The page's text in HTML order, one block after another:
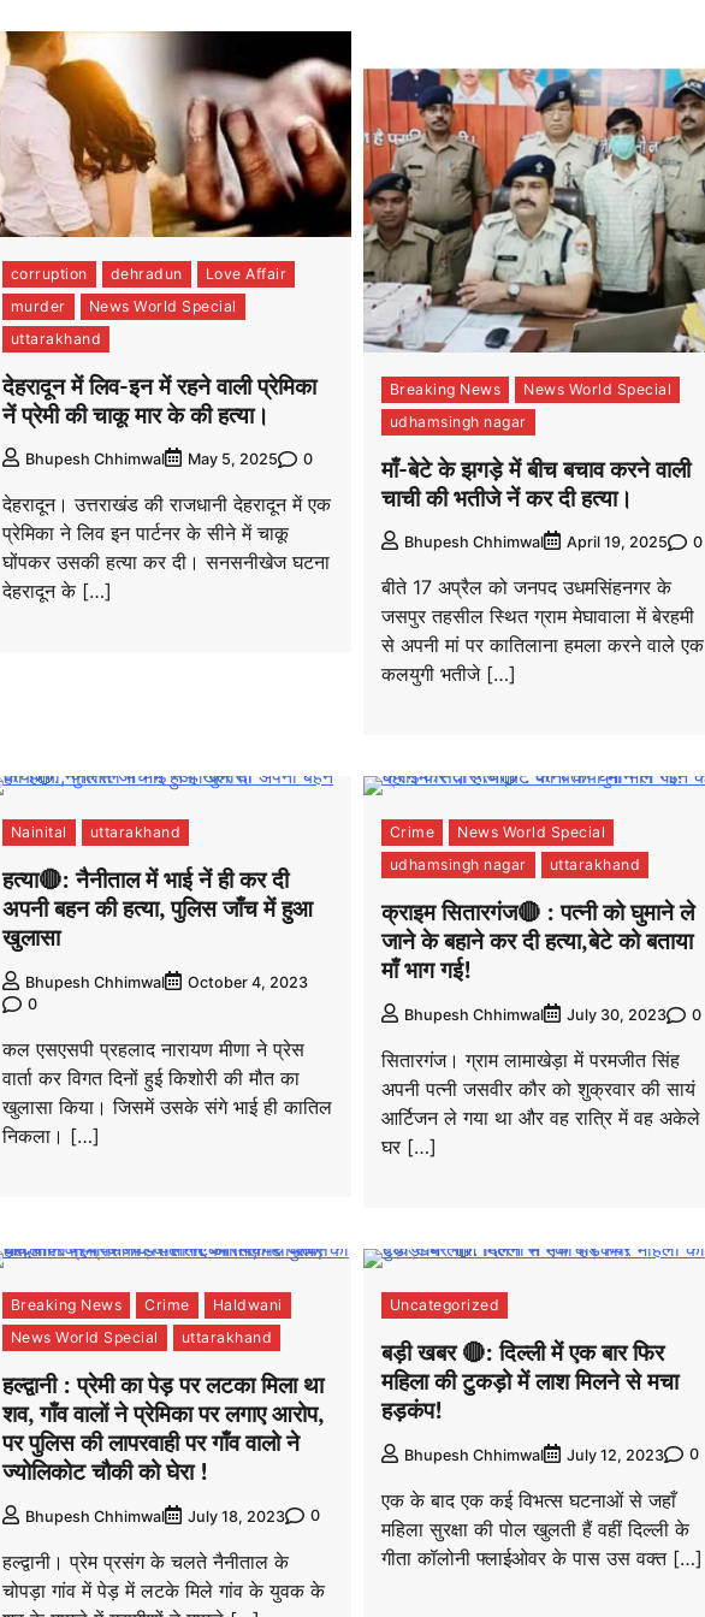
corruption dehradun
Love Affair
murder
News World Special
uttarakhand
देहरादून में लिव-इन में रहने वाली प्रेमिका
नें प्रेमी की चाकू मार के की हत्या।
Bhupesh Chhimwal May 5, 2025 0
देहरादून। उत्तराखंड की राजधानी देहरादून में एक
प्रेमिका ने लिव इन पार्टनर के सीने में चाकू
घोंपकर उसकी हत्या कर दी। सनसनीखेज घटना
देहरादून के […]
Breaking News
News World Special
udhamsingh nagar
माँ-बेटे के झगड़े में बीच बचाव करने वाली
चाची की भतीजे नें कर दी हत्या।
Bhupesh Chhimwal April 19, 2025 0
बीते 17 अप्रैल को जनपद उधमसिंहनगर के
जसपुर तहसील स्थित ग्राम मेघावाला में बेरहमी
से अपनी मां पर कातिलाना हमला करने वाले एक
कलयुगी भतीजे […]
Nainital uttarakhand
हत्या🔴: नैनीताल में भाई नें ही कर दी
अपनी बहन की हत्या, पुलिस जाँच में हुआ
खुलासा
Bhupesh Chhimwal
October 4, 2023
0
कल एसएसपी प्रहलाद नारायण मीणा ने प्रेस
वार्ता कर विगत दिनों हुई किशोरी की मौत का
खुलासा किया। जिसमें उसके संगे भाई ही कातिल
निकला। […]
Crime
News World Special
udhamsingh nagar
uttarakhand
क्राइम सितारगंज🔴 : पत्नी को घुमाने ले
जाने के बहाने कर दी हत्या,बेटे को बताया
माँ भाग गई!
Bhupesh Chhimwal July 30, 2023 0
सितारगंज। ग्राम लामाखेड़ा में परमजीत सिंह
अपनी पत्नी जसवीर कौर को शुक्रवार की सायं
आर्टिजन ले गया था और वह रात्रि में वह अकेले
घर […]
Breaking News Crime
Haldwani
News World Special
uttarakhand
हल्द्वानी : प्रेमी का पेड़ पर लटका मिला था
शव, गाँव वालों ने प्रेमिका पर लगाए आरोप,
पर पुलिस की लापरवाही पर गाँव वालो ने
ज्योलिकोट चौकी को घेरा !
Bhupesh Chhimwal July 18, 2023 0
हल्द्वानी। प्रेम प्रसंग के चलते नैनीताल के
चोपड़ा गांव में पेड़ में लटके मिले गांव के युवक के
Uncategorized
बड़ी खबर 🔴: दिल्ली में एक बार फिर
महिला की टुकड़ो में लाश मिलने से मचा
हड़कंप!
Bhupesh Chhimwal July 12, 2023 0
एक के बाद एक कई विभत्स घटनाओं से जहाँ
महिला सुरक्षा की पोल खुलती हैं वहीं दिल्ली के
गीता कॉलोनी फ्लाईओवर के पास उस वक्त […]